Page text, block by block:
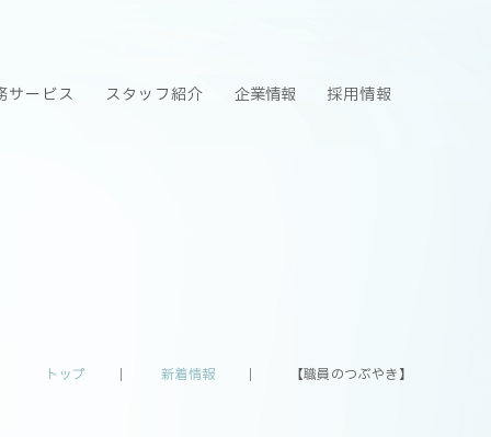
サービス スタッフ紹介 企業情報 採用情報
トップ 新着情報 【職員のつぶやき】